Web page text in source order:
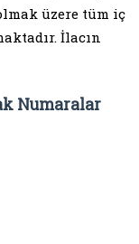
üzere tüm iç
İlacın
Numaralar